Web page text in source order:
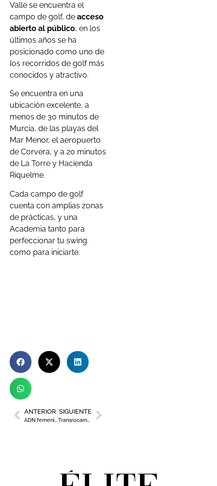
Valle se encuentra el
campo de golf, de acceso
abierto al público, en los
últimos años se ha
posicionado como uno de
los recorridos de golf más
conocidos y atractivo.
Se encuentra en una
ubicación excelente, a
menos de 30 minutos de
Murcia, de las playas del
Mar Menor, el aeropuerto
de Corvera, y a 20 minutos
de La Torre y Hacienda
Riquelme.
Cada campo de golf
cuenta con amplias zonas
de prácticas, y una
Academia tanto para
perfeccionar tu swing
como para iniciarte.
ANTERIOR
ADN femenino en el golf murciano
SIGUIENTE
Transrocamar y Frío Alquería se incorporan a ESP Solutions